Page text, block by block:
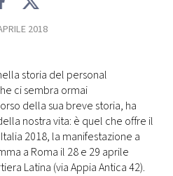
2018
storia del personal
ci sembra ormai
della sua breve storia, ha
nostra vita: è quel che offre il
2018, la manifestazione a
a Roma il 28 e 29 aprile
Latina (via Appia Antica 42).